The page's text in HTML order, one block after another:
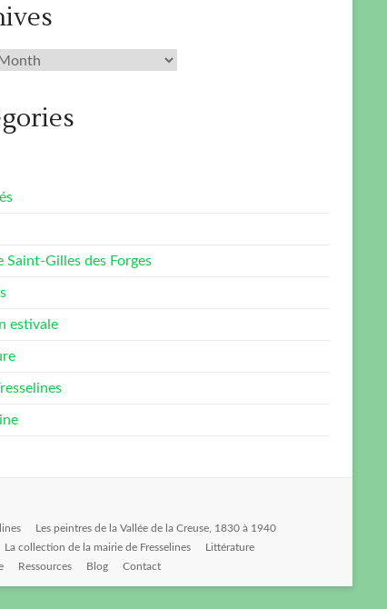
Saint-Gilles des Forges
estivale
Les peintres de la Vallée de la Creuse, 1830 à 1940
La collection de la mairie de Fresselines
Littérature
Ressources Blog Contact